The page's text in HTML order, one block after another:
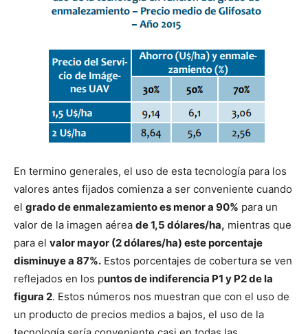
En termino generales, el uso de esta tecnología para los
valores antes fijados comienza a ser conveniente cuando
el grado de enmalezamiento es menor a 90% para un
valor de la imagen aérea de 1,5 dólares/ha, mientras que
para el valor mayor (2 dólares/ha) este porcentaje
disminuye a 87%. Estos porcentajes de cobertura se ven
reflejados en los puntos de indiferencia P1 y P2 de la
figura 2. Estos números nos muestran que con el uso de
un producto de precios medios a bajos, el uso de la